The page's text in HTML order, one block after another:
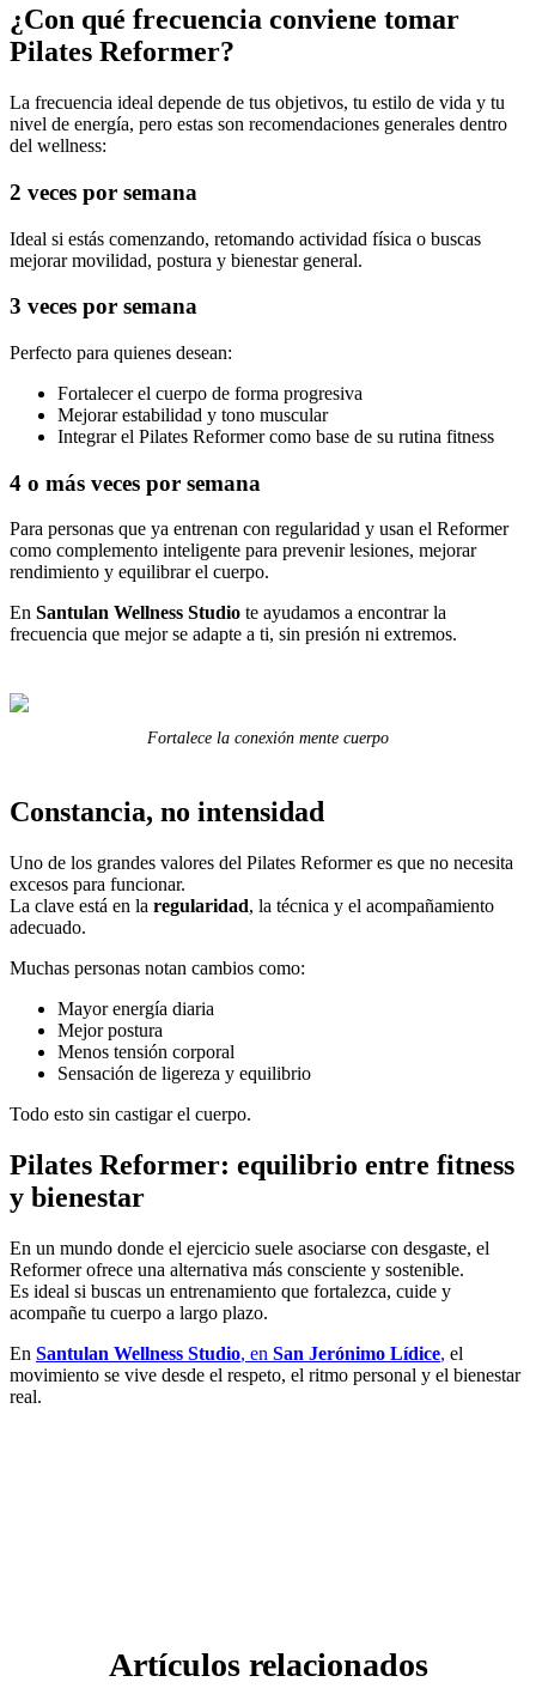
¿Con qué frecuencia conviene tomar
Pilates Reformer?
La frecuencia ideal depende de tus objetivos, tu estilo de vida y tu
nivel de energía, pero estas son recomendaciones generales dentro
del wellness:
2 veces por semana
Ideal si estás comenzando, retomando actividad física o buscas
mejorar movilidad, postura y bienestar general.
3 veces por semana
Perfecto para quienes desean:
Fortalecer el cuerpo de forma progresiva
Mejorar estabilidad y tono muscular
Integrar el Pilates Reformer como base de su rutina fitness
4 o más veces por semana
Para personas que ya entrenan con regularidad y usan el Reformer
como complemento inteligente para prevenir lesiones, mejorar
rendimiento y equilibrar el cuerpo.
En Santulan Wellness Studio te ayudamos a encontrar la
frecuencia que mejor se adapte a ti, sin presión ni extremos.
Fortalece la conexión mente cuerpo
Constancia, no intensidad
Uno de los grandes valores del Pilates Reformer es que no necesita
excesos para funcionar.
La clave está en la regularidad, la técnica y el acompañamiento
adecuado.
Muchas personas notan cambios como:
Mayor energía diaria
Mejor postura
Menos tensión corporal
Sensación de ligereza y equilibrio
Todo esto sin castigar el cuerpo.
Pilates Reformer: equilibrio entre fitness
y bienestar
En un mundo donde el ejercicio suele asociarse con desgaste, el
Reformer ofrece una alternativa más consciente y sostenible.
Es ideal si buscas un entrenamiento que fortalezca, cuide y
acompañe tu cuerpo a largo plazo.
En Santulan Wellness Studio, en San Jerónimo Lídice, el
movimiento se vive desde el respeto, el ritmo personal y el bienestar
real.
Artículos relacionados